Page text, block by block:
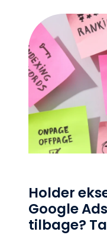
Holder
Google
tilbage?